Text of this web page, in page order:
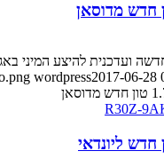
ועדכנית להיצע המיני
wordpress2017-06-28